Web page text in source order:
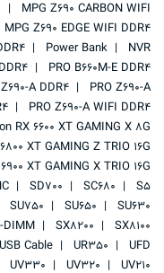
MPG Z690 CARBON WIFI
MPG Z690 EDGE WIFI DDR4
NVR
Power Bank
PRO B660M-E DDR4
PRO Z690-A
A DDR4
PRO Z690-A WIFI DDR4
RX 6600 XT GAMING X 8G
XT GAMING Z TRIO 16G
XT GAMING X TRIO 16G
S5
SC680
SD700
SU630
SU650
SU750
SX8100
SX8200
DIMM
UFD
UR350
USB Cable
UV210
UV320
UV330